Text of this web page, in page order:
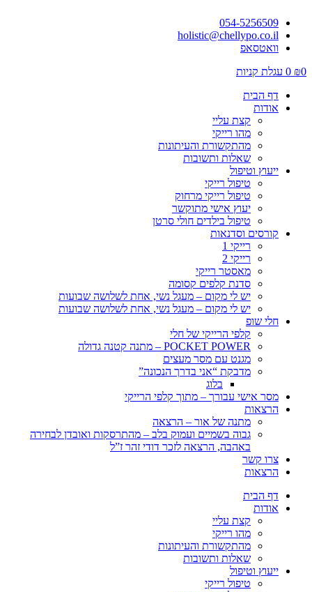
054-5256509
holistic@chellypo.co.il
וואטסאפ
₪0
0 עגלת קניות
דף הבית
אודות
קצת עליי
מהו רייקי
מהתקשורת והעיתונות
שאלות ותשובות
ייעוץ וטיפול
טיפול רייקי
טיפול רייקי מרחוק
יעוץ אישי מתוקשר
טיפול בילדים חולי סרטן
קורסים וסדנאות
רייקי 1
רייקי 2
מאסטר רייקי
סדנת קלפים קסומה
יש לי מקום – מעגל נשי, אחת לשלושה שבועות
יש לי מקום – מעגל נשי, אחת לשלושה שבועות
חלי שופ
קלפי הרייקי של חלי
POCKET POWER – מתנה קטנה גדולה
מגנט עם מסר מעצים
מדבקת “אני בדרך הנכונה”
בלוג
מסר אישי עבורך – מתוך קלפי הרייקי
הרצאות
מתנה של אור – הרצאה
גבוה בשמיים ועמוק בלב – מהתרסקות ואובדן לבחירה
באהבה, הרצאה לזכר דודי זהר ז”ל
צרו קשר
הרצאות
דף הבית
אודות
קצת עליי
מהו רייקי
מהתקשורת והעיתונות
שאלות ותשובות
ייעוץ וטיפול
טיפול רייקי